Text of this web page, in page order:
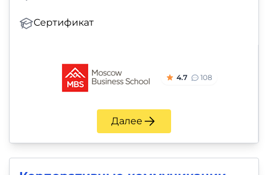
Сертификат
4.7 108
Далее